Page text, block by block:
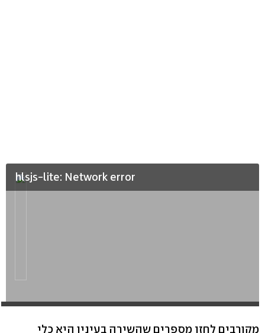
hlsjs-lite: Network error
מקורבים לחזן מספרים שהשירה בעיניו היא כלי